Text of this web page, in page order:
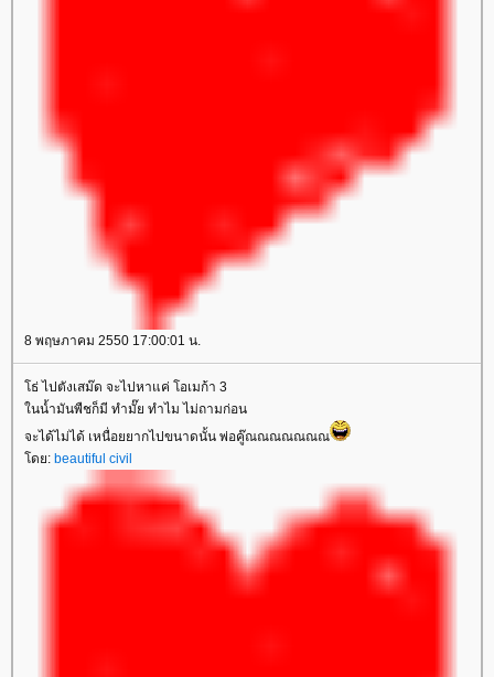
8 พฤษภาคม 2550 17:00:01 น.
ธ่ ไปตังเสม๊ด จะไปหาแค่ โอเมก้า 3
นน้ำมันพืชก็มี ทำมั๊ย ทำไม ไม่ถามก่อน
จะได้ไม่ได้ เหนื่อยยากไปขนาดนั้น พ่อคู๊ณณณณณณณ
ดย: beautiful civil